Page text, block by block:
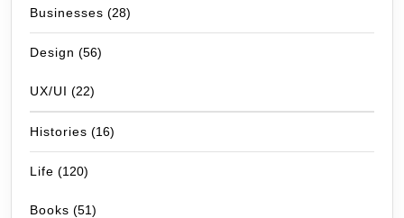
Businesses (28)
Design (56)
UX/UI (22)
Histories (16)
Life (120)
Books (51)